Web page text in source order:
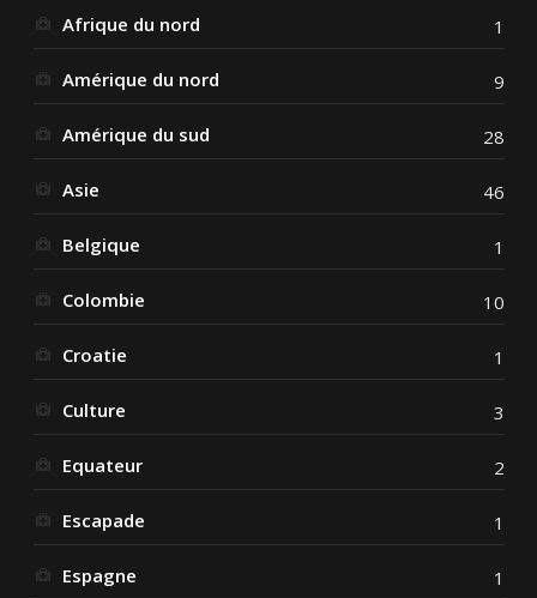
Afrique du nord 1
Amérique du nord 9
Amérique du sud 28
Asie 46
Belgique 1
Colombie 10
Croatie 1
Culture 3
Equateur 2
Escapade 1
Espagne 1